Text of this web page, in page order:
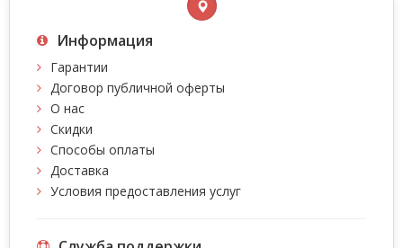
Информация
Гарантии
Договор публичной оферты
О нас
Скидки
Способы оплаты
Доставка
Условия предоставления услуг